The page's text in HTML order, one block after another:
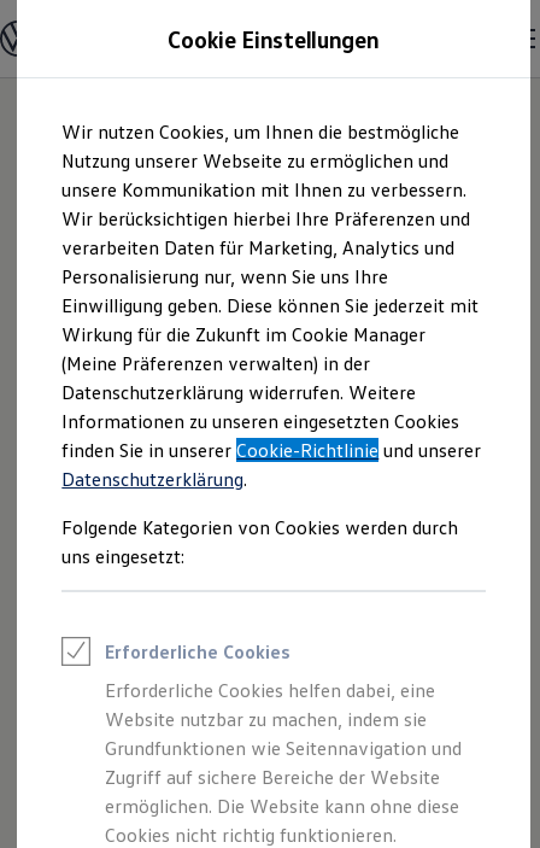
Hauptinhalt
springen
Footer
springen
Modelle und Konfigurator
Konfigurator
Modelle vergleichen
Elektroautos
ENERGY Sondermodelle
Nutzfahrzeuge
SUV und CUV
Familienautos
Kombis
Kompaktwagen
Sportwagen
Schnell verfügbare Fahrzeuge
Angebote und Produkte
Aktuelle Angebote
E-Auto-Förderung
Volkswagen Marktplatz
Die ENERGY Sondermodelle
Junge Gebrauchtwagen und Gebrauchtwagen
Volkswagen Zertifizierte Gebrauchtwagen
Elektromobilität bei Gebrauchtwagen
Saisonangebote
Reifenpakete
Leasing
Leasing-Angebote
Elektroauto Leasing
Kleinwagen-Leasing
Leasing ohne Anzahlung
Finanzierung
Autokredit mit Schlussrate
Versicherungen und Garantien
Kfz-Versicherung
Restschuldversicherungen
Garantien
Autohaus Müller
GmbH | Impressum
& Rechtliches
Hier finden Sie Informationen über uns
(Autohaus Müller GmbH) als
verantwortlichen Anbieter von Inhalten
und Angeboten, die auf dieser Website
speziell aufgeführt sind.
Impressum
Datenschutzerklärung
Impressum
Cookie Einstellungen
Wir nutzen Cookies, um Ihnen die bestmögliche
Nutzung unserer Webseite zu ermöglichen und
unsere Kommunikation mit Ihnen zu verbessern.
Wir berücksichtigen hierbei Ihre Präferenzen und
verarbeiten Daten für Marketing, Analytics und
Personalisierung nur, wenn Sie uns Ihre
Einwilligung geben. Diese können Sie jederzeit mit
Wirkung für die Zukunft im Cookie Manager
(Meine Präferenzen verwalten) in der
Datenschutzerklärung widerrufen. Weitere
Informationen zu unseren eingesetzten Cookies
finden Sie in unsererCookie-Richtlinie und unserer
Datenschutzerklärung.
Folgende Kategorien von Cookies werden durch
uns eingesetzt:
Erforderliche Cookies
Erforderliche Cookies helfen dabei, eine
Website nutzbar zu machen, indem sie
Grundfunktionen wie Seitennavigation und
Zugriff auf sichere Bereiche der Website
ermöglichen. Die Website kann ohne diese
Cookies nicht richtig funktionieren.